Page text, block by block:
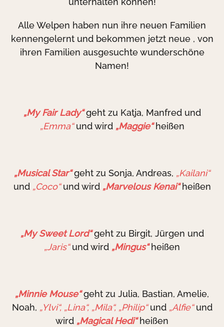
Alle Welpen haben nun ihre neuen Familien
kennengelernt und bekommen jetzt neue , von
ihren Familien ausgesuchte wunderschöne
Namen!
„My Fair Lady“geht zu Katja, Manfred und
„Emma“und wird „Maggie“heißen
„Musical Star“geht zu Sonja, Andreas, „Kailani“
und „Coco“und wird „Marvelous Kenai“heißen
„My Sweet Lord“geht zu Birgit, Jürgen und
„Jaris“und wird „Mingus“heißen
„Minnie Mouse“geht zu Julia, Bastian, Amelie,
Noah, „Ylvi“, „Lina“, „Mila“, „Philip“und „Alfie“und
wird „Magical Hedi“heißen